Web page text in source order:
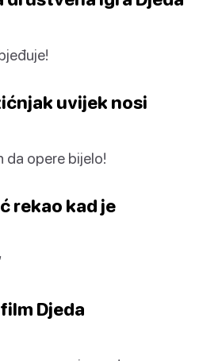
uvijek nosi
da opere bijelo!
rekao kad je
Djeda